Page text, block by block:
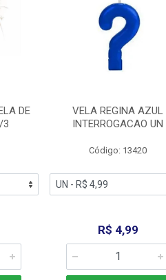
DE
3
VELA REGINA AZUL
INTERROGACAO UN
Código: 13420
R$ 4,99